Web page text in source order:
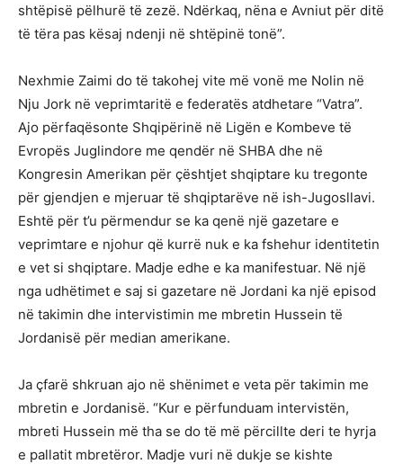
shtëpisë pëlhurë të zezë. Ndërkaq, nëna e Avniut për ditë
të tëra pas kësaj ndenji në shtëpinë tonë”.
Nexhmie Zaimi do të takohej vite më vonë me Nolin në
Nju Jork në veprimtaritë e federatës atdhetare “Vatra”.
Ajo përfaqësonte Shqipërinë në Ligën e Kombeve të
Evropës Juglindore me qendër në SHBA dhe në
Kongresin Amerikan për çështjet shqiptare ku tregonte
për gjendjen e mjeruar të shqiptarëve në ish-Jugosllavi.
Eshtë për t’u përmendur se ka qenë një gazetare e
veprimtare e njohur që kurrë nuk e ka fshehur identitetin
e vet si shqiptare. Madje edhe e ka manifestuar. Në një
nga udhëtimet e saj si gazetare në Jordani ka një episod
në takimin dhe intervistimin me mbretin Hussein të
Jordanisë për median amerikane.
Ja çfarë shkruan ajo në shënimet e veta për takimin me
mbretin e Jordanisë. “Kur e përfunduam intervistën,
mbreti Hussein më tha se do të më përcillte deri te hyrja
e pallatit mbretëror. Madje vuri në dukje se kishte